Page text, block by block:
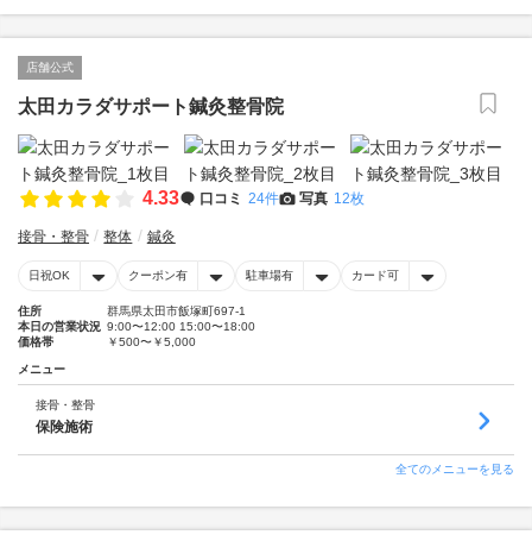
店舗公式
太田カラダサポート鍼灸整骨院
4.33 口コミ 24件 写真 12枚
接骨・整骨 整体 鍼灸
日祝OK クーポン有 駐車場有 カード可
住所
群馬県太田市飯塚町697-1
本日の営業状況 9:00〜12:00 15:00〜18:00
価格帯
￥500〜￥5,000
メニュー
接骨・整骨
保険施術
全てのメニューを見る